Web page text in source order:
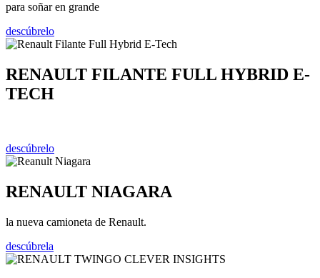
para soñar en grande
descúbrelo
RENAULT FILANTE FULL HYBRID E-
TECH
descúbrelo
RENAULT NIAGARA
la nueva camioneta de Renault.
descúbrela